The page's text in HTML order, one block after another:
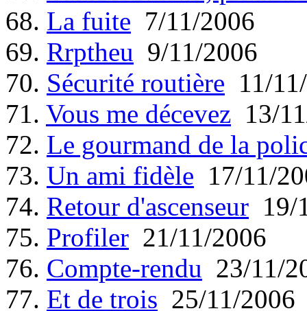
68. La fuite 7/11/2006
69. Rrptheu 9/11/2006
70. Sécurité routière 11/
71. Vous me décevez 13/
72. Le gourmand de la
73. Un ami fidèle 17/11/
74. Retour d'ascenseur 19/
75. Profiler 21/11/2006
76. Compte-rendu 23/11/
77. Et de trois 25/11/2006